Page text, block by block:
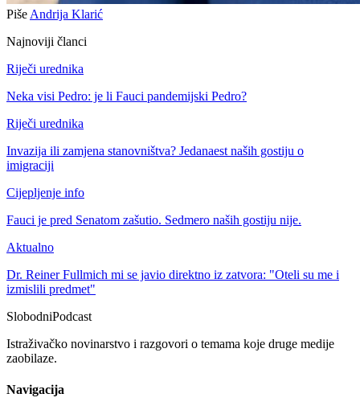
Piše Andrija Klarić
Najnoviji članci
Riječi urednika
Neka visi Pedro: je li Fauci pandemijski Pedro?
Riječi urednika
Invazija ili zamjena stanovništva? Jedanaest naših gostiju o
imigraciji
Cijepljenje info
Fauci je pred Senatom zašutio. Sedmero naših gostiju nije.
Aktualno
Dr. Reiner Fullmich mi se javio direktno iz zatvora: "Oteli su me i
izmislili predmet"
SlobodniPodcast
Istraživačko novinarstvo i razgovori o temama koje druge medije
zaobilaze.
Navigacija